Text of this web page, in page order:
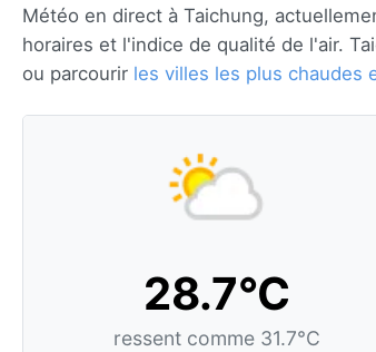
Météo en direct à Taichung,
horaires et l'indice de qualité de l'air.
ou parcourir les villes les plus chaudes
28.7°C
ressent comme 31.7°C